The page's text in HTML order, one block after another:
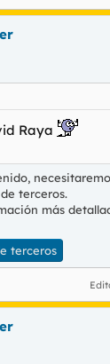
Raya
terceros.
más
terceros